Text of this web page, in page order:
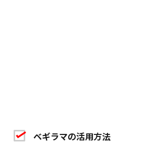
ベギラマの活用方法